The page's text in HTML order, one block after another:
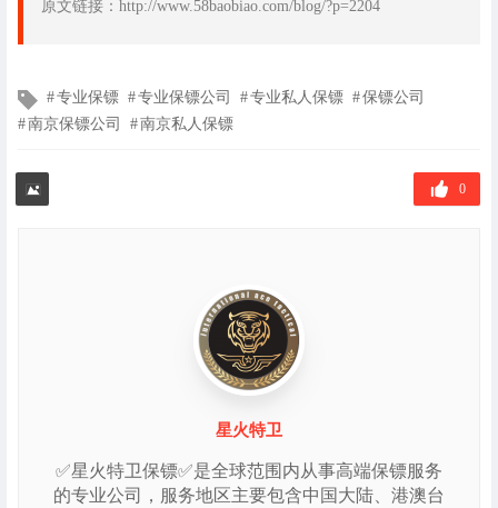
原文链接：http://www.58baobiao.com/blog/?p=2204
文
章
标
专业保镖 专业保镖公司 专业私人保镖
保镖公司
南京保镖公司
南京私人保镖
0
星火特卫
✅星火特卫保镖✅是全球范围内从事高端保镖服务
的专业公司，服务地区主要包含中国大陆、港澳台